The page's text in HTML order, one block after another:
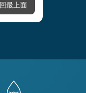
回最上面